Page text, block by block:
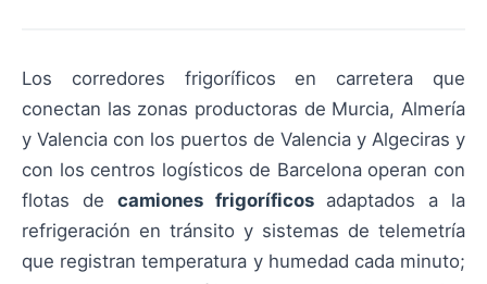
Los corredores frigoríficos en carretera que
conectan las zonas productoras de Murcia, Almería
y Valencia con los puertos de Valencia y Algeciras y
con los centros logísticos de Barcelona operan con
flotas de camiones frigoríficosadaptados a la
refrigeración en tránsito y sistemas de telemetría
que registran temperatura y humedad cada minuto;